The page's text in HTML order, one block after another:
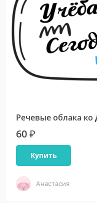
Речевые облака ко
60 ₽
Купить
Анастасия